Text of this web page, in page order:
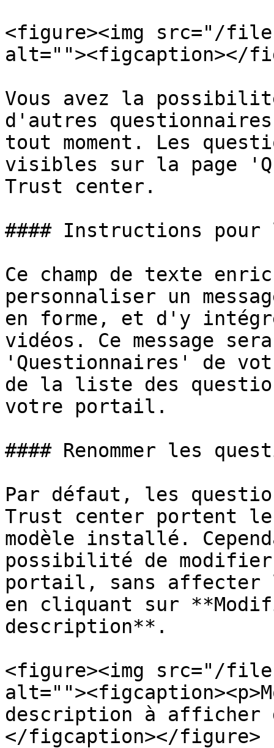
<figure><img src="/
alt=""><figcaption></
Vous avez la
d'autres
tout moment. Les
visibles sur la page
Trust center.
#### Instructions pour
Ce champ de texte
personnaliser un
en forme, et d'y
vidéos. Ce message
'Questionnaires' de
de la liste des
votre portail.
#### Renommer les
Par défaut, les
Trust center portent le
modèle installé.
possibilité de
portail, sans affecter
en cliquant sur
description**.
<figure><img src="/
description à afficher
</figcaption></figure>